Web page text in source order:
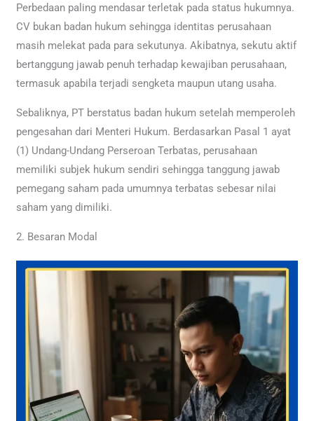
Perbedaan paling mendasar terletak pada status hukumnya.
CV bukan badan hukum sehingga identitas perusahaan
masih melekat pada para sekutunya. Akibatnya, sekutu aktif
bertanggung jawab penuh terhadap kewajiban perusahaan,
termasuk apabila terjadi sengketa maupun utang usaha.
Sebaliknya, PT berstatus badan hukum setelah memperoleh
pengesahan dari Menteri Hukum. Berdasarkan Pasal 1 ayat
(1) Undang-Undang Perseroan Terbatas, perusahaan
memiliki subjek hukum sendiri sehingga tanggung jawab
pemegang saham pada umumnya terbatas sebesar nilai
saham yang dimiliki.
2. Besaran Modal